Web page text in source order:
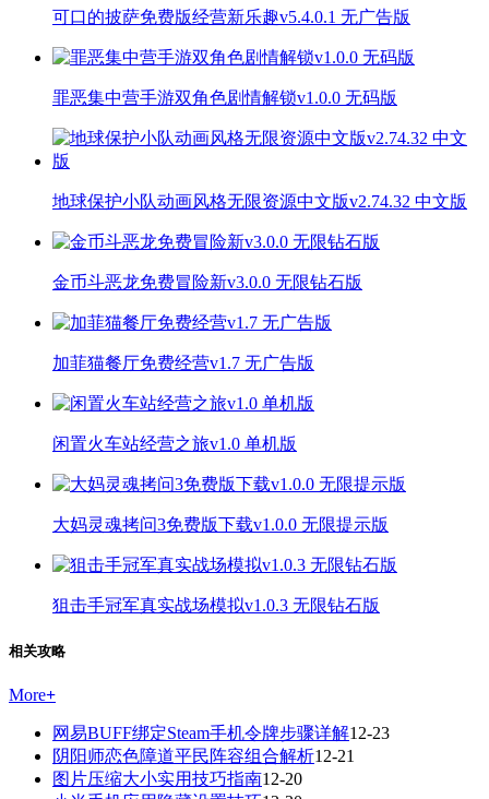
可口的披萨免费版经营新乐趣v5.4.0.1 无广告版
罪恶集中营手游双角色剧情解锁v1.0.0 无码版
地球保护小队动画风格无限资源中文版v2.74.32 中文版
金币斗恶龙免费冒险新v3.0.0 无限钻石版
加菲猫餐厅免费经营v1.7 无广告版
闲置火车站经营之旅v1.0 单机版
大妈灵魂拷问3免费版下载v1.0.0 无限提示版
狙击手冠军真实战场模拟v1.0.3 无限钻石版
相关攻略
More+
网易BUFF绑定Steam手机令牌步骤详解12-23
阴阳师恋色障道平民阵容组合解析12-21
图片压缩大小实用技巧指南12-20